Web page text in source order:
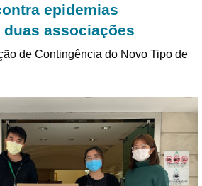
epidemias
associações
de Contingência do Novo Tipo de